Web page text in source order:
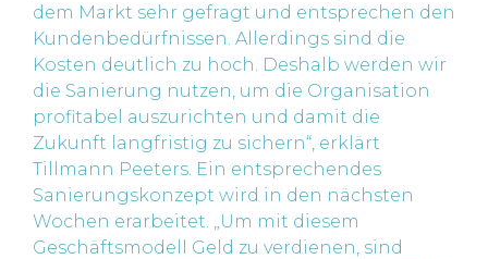
dem Markt sehr gefragt und entsprechen den
Kundenbedürfnissen. Allerdings sind die
Kosten deutlich zu hoch. Deshalb werden wir
die Sanierung nutzen, um die Organisation
profitabel auszurichten und damit die
Zukunft langfristig zu sichern“, erklärt
Tillmann Peeters. Ein entsprechendes
Sanierungskonzept wird in den nächsten
Wochen erarbeitet. „Um mit diesem
Geschäftsmodell Geld zu verdienen, sind